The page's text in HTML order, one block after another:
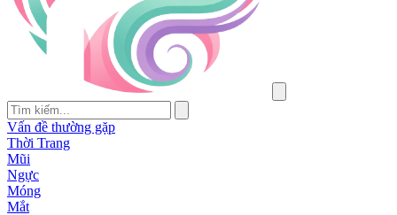
Vấn đề thường gặp
Thời Trang
Mũi
Ngực
Móng
Mắt